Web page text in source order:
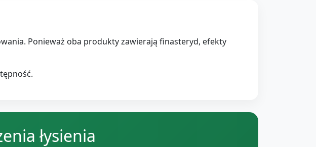
Ponieważ oba produkty zawierają finasteryd, efekty
łysienia